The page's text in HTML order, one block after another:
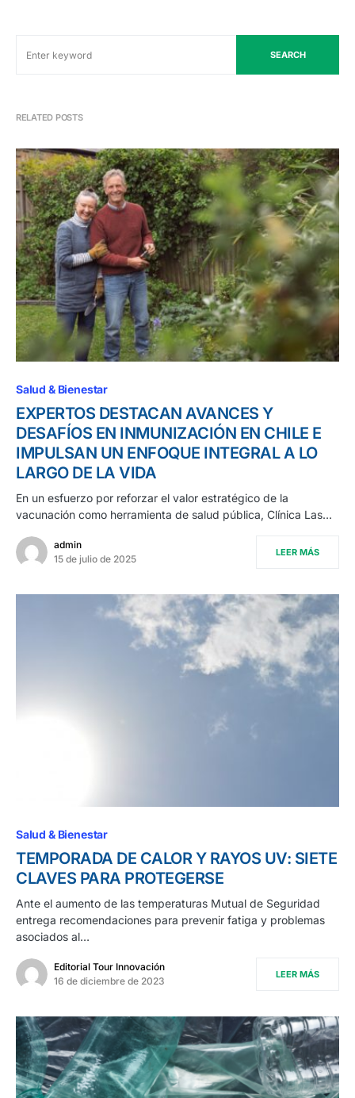
SEARCH
RELATED POSTS
Salud & Bienestar
EXPERTOS DESTACAN AVANCES Y
DESAFÍOS EN INMUNIZACIÓN EN CHILE E
IMPULSAN UN ENFOQUE INTEGRAL A LO
LARGO DE LA VIDA
En un esfuerzo por reforzar el valor estratégico de la
vacunación como herramienta de salud pública, Clínica Las…
admin
15 de julio de 2025
LEER MÁS
Salud & Bienestar
TEMPORADA DE CALOR Y RAYOS UV: SIETE
CLAVES PARA PROTEGERSE
Ante el aumento de las temperaturas Mutual de Seguridad
entrega recomendaciones para prevenir fatiga y problemas
asociados al…
Editorial Tour Innovación
16 de diciembre de 2023
LEER MÁS